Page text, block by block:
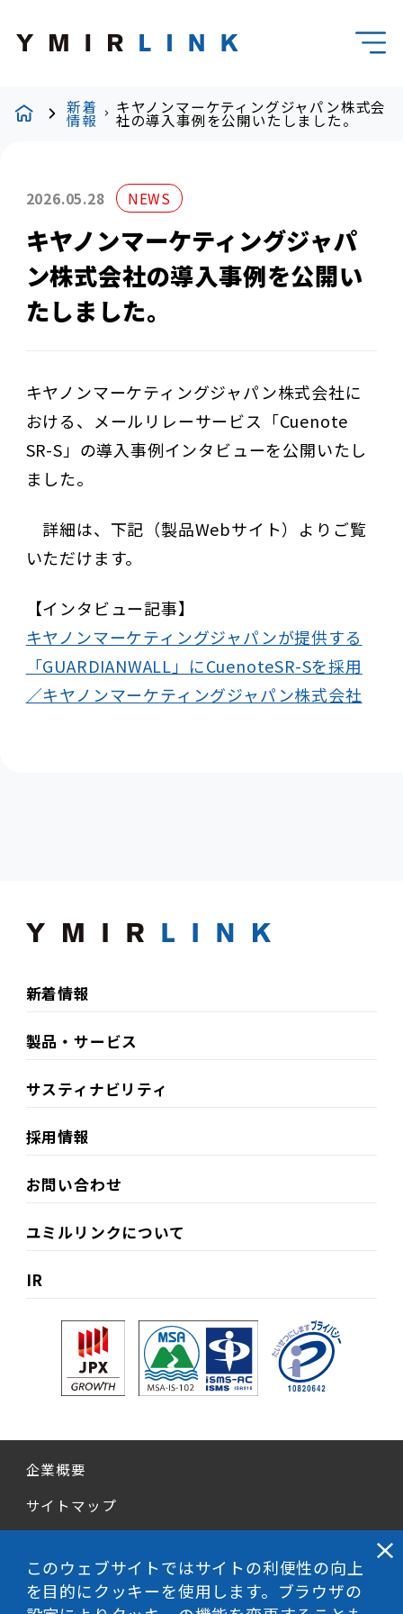
このウェブサイトではサイトの利便性の向上
を目的にクッキーを使用します。ブラウザの
新着
情報
キヤノンマーケティングジャパン株式会
社の導入事例を公開いたしました。
2026.05.28 NEWS
キヤノンマーケティングジャパ
ン株式会社の導入事例を公開い
たしました。
キヤノンマーケティングジャパン株式会社に
おける、メールリレーサービス「Cuenote
SR-S」の導入事例インタビューを公開いたし
ました。
詳細は、下記（製品Webサイト）よりご覧
いただけます。
【インタビュー記事】
キヤノンマーケティングジャパンが提供する
「GUARDIANWALL」にCuenoteSR-Sを採用
／キヤノンマーケティングジャパン株式会社
新着情報
製品・サービス
サスティナビリティ​
採用情報
お問い合わせ
ユミルリンクについて
IR
企業概要
サイトマップ
情報セキュリティ基本方針